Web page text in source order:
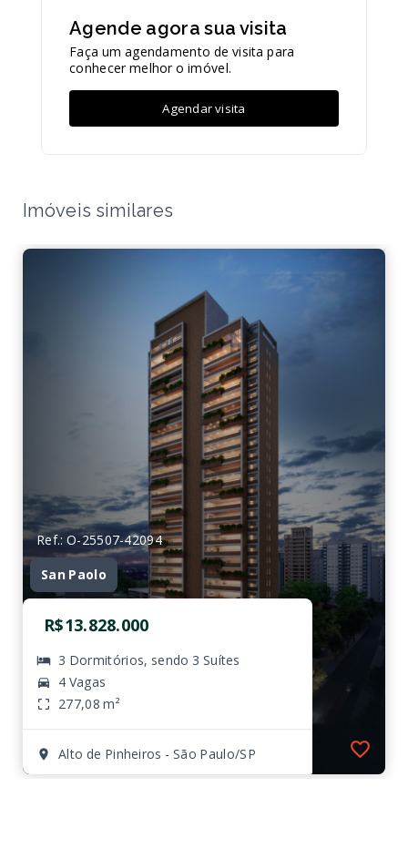
Agende agora sua visita
Faça um agendamento de visita para
conhecer melhor o imóvel.
Agendar visita
Imóveis similares
Ref.: O-25507-42094
San Paolo
R$13.828.000
3 Dormitórios, sendo 3 Suítes
4 Vagas
277,08 m²
Alto de Pinheiros - São Paulo/SP